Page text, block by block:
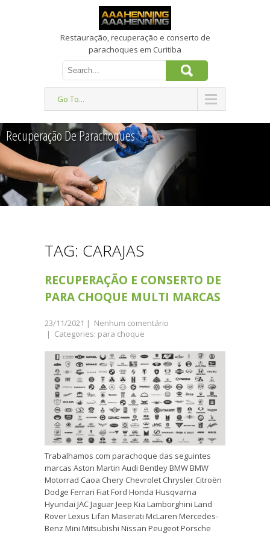
Restauração, recuperação e conserto de
parachoques em Curitiba
Go To...
Recuperação De Parachoques
TAG: CARAJAS
RECUPERAÇÃO E CONSERTO DE
PARA CHOQUE MULTI MARCAS
23/11/2021 | Nenhum comentário
| Categories: para choque
Trabalhamos com parachoque das seguintes
marcas Aston Martin Audi Bentley BMW BMW
Motorrad Caoa Chery Chevrolet Chrysler Citroën
Dodge Ferrari Fiat Ford Honda Husqvarna
Hyundai JAC Jaguar Jeep Kia Lamborghini Land
Rover Lexus Lifan Maserati McLaren Mercedes-
Benz Mini Mitsubishi Nissan Peugeot Porsche